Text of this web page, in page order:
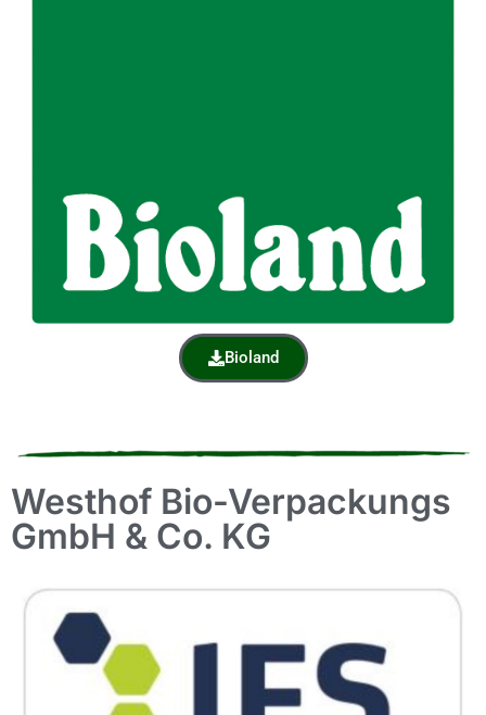
Bioland
Westhof Bio-Verpackungs
GmbH & Co. KG